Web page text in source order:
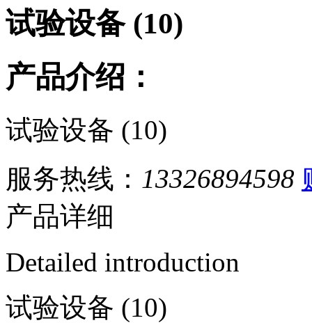
试验设备 (10)
产品介绍：
试验设备 (10)
服务热线： 13326894598
产品详细
Detailed introduction
试验设备 (10)